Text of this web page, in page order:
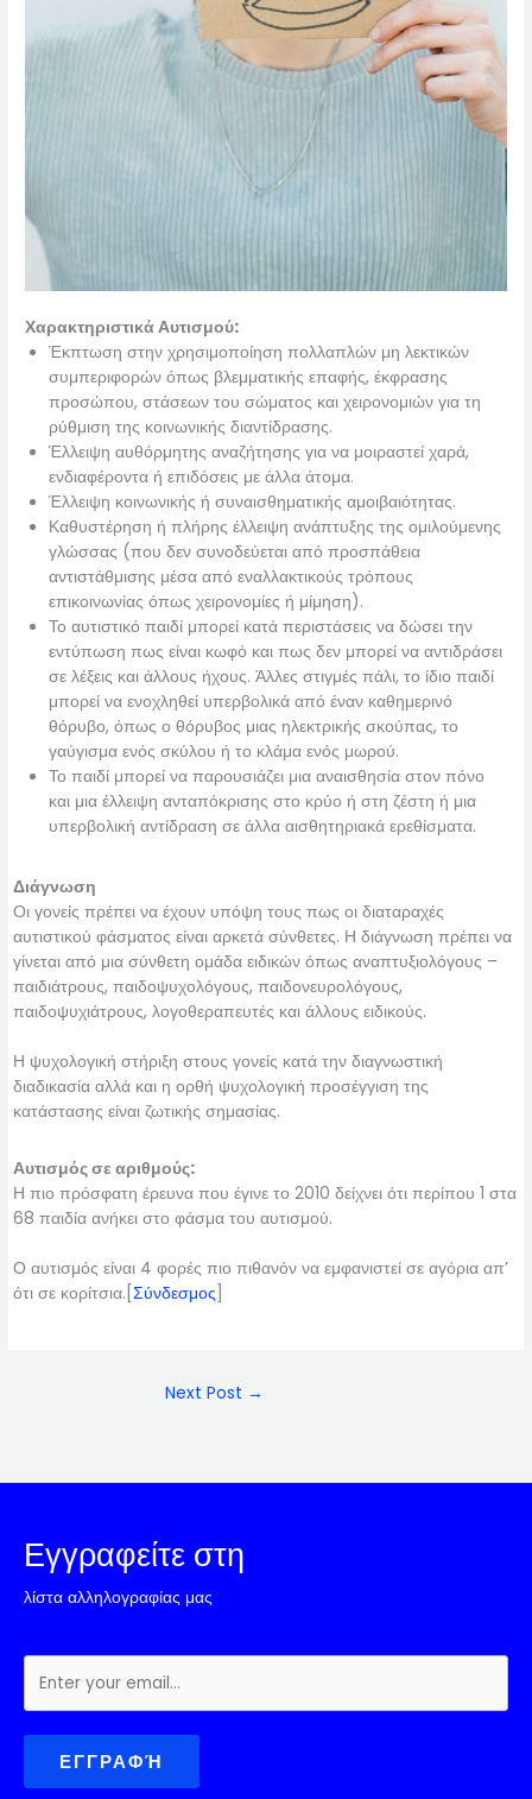
Χαρακτηριστικά Αυτισμού:
Έκπτωση στην χρησιμοποίηση πολλαπλών μη λεκτικών
συμπεριφορών όπως βλεμματικής επαφής, έκφρασης
προσώπου, στάσεων του σώματος και χειρονομιών για τη
ρύθμιση της κοινωνικής διαντίδρασης.
Έλλειψη αυθόρμητης αναζήτησης για να μοιραστεί χαρά,
ενδιαφέροντα ή επιδόσεις με άλλα άτομα.
Έλλειψη κοινωνικής ή συναισθηματικής αμοιβαιότητας.
Καθυστέρηση ή πλήρης έλλειψη ανάπτυξης της ομιλούμενης
γλώσσας (που δεν συνοδεύεται από προσπάθεια
αντιστάθμισης μέσα από εναλλακτικούς τρόπους
επικοινωνίας όπως χειρονομίες ή μίμηση).
Το αυτιστικό παιδί μπορεί κατά περιστάσεις να δώσει την
εντύπωση πως είναι κωφό και πως δεν μπορεί να αντιδράσει
σε λέξεις και άλλους ήχους. Άλλες στιγμές πάλι, το ίδιο παιδί
μπορεί να ενοχληθεί υπερβολικά από έναν καθημερινό
θόρυβο, όπως ο θόρυβος μιας ηλεκτρικής σκούπας, το
γαύγισμα ενός σκύλου ή το κλάμα ενός μωρού.
Το παιδί μπορεί να παρουσιάζει μια αναισθησία στον πόνο
και μια έλλειψη ανταπόκρισης στο κρύο ή στη ζέστη ή μια
υπερβολική αντίδραση σε άλλα αισθητηριακά ερεθίσματα.
Διάγνωση
Οι γονείς πρέπει να έχουν υπόψη τους πως οι διαταραχές
αυτιστικού φάσματος είναι αρκετά σύνθετες. Η διάγνωση πρέπει να
γίνεται από μια σύνθετη ομάδα ειδικών όπως αναπτυξιολόγους –
παιδιάτρους, παιδοψυχολόγους, παιδονευρολόγους,
παιδοψυχιάτρους, λογοθεραπευτές και άλλους ειδικούς.
Η ψυχολογική στήριξη στους γονείς κατά την διαγνωστική
διαδικασία αλλά και η ορθή ψυχολογική προσέγγιση της
κατάστασης είναι ζωτικής σημασίας.
Αυτισμός σε αριθμούς:
Η πιο πρόσφατη έρευνα που έγινε το 2010 δείχνει ότι περίπου 1 στα
68 παιδία ανήκει στο φάσμα του αυτισμού.
Ο αυτισμός είναι 4 φορές πιο πιθανόν να εμφανιστεί σε αγόρια απ’
ότι σε κορίτσια.[Σύνδεσμος
Next Post →
Εγγραφείτε στη
λίστα αλληλογραφίας μας
ΕΓΓΡΑΦΉ